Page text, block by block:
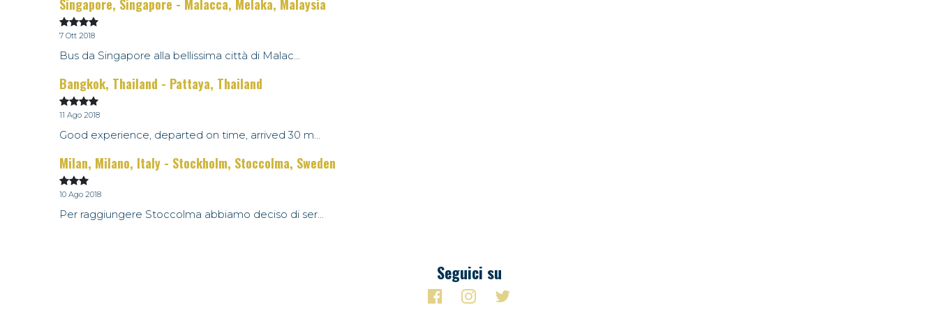
Singapore, Singapore - Malacca, Melaka, Malaysia
7 Ott 2018
Bus da Singapore alla bellissima città di Malac...
Bangkok, Thailand - Pattaya, Thailand
11 Ago 2018
Good experience, departed on time, arrived 30 m...
Milan, Milano, Italy - Stockholm, Stoccolma, Sweden
10 Ago 2018
Per raggiungere Stoccolma abbiamo deciso di ser...
Seguici su